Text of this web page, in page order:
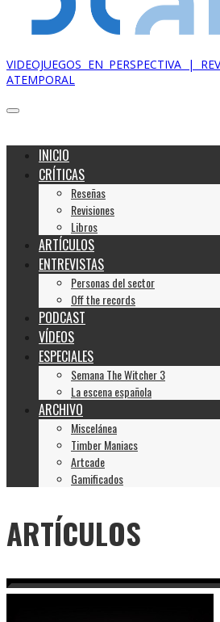
VIDEOJUEGOS EN PERSPECTIVA |
ATEMPORAL
INICIO
CRÍTICAS
Reseñas
Revisiones
Libros
ARTÍCULOS
ENTREVISTAS
Personas del sector
Off the records
PODCAST
VÍDEOS
ESPECIALES
Semana The Witcher 3
La escena española
ARCHIVO
Miscelánea
Timber Maniacs
Artcade
Gamificados
ARTÍCULOS